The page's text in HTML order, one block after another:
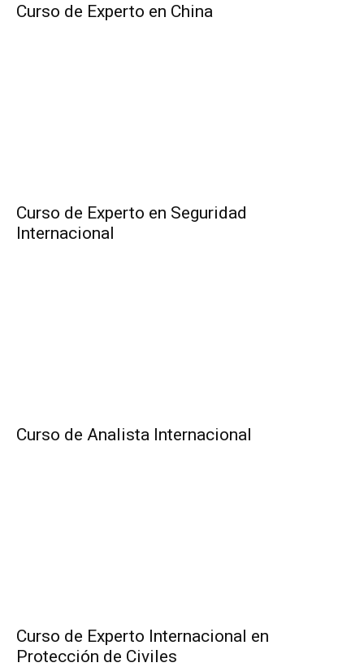
Curso de Experto en China
Curso de Experto en Seguridad
Internacional
Curso de Analista Internacional
Curso de Experto Internacional en
Protección de Civiles